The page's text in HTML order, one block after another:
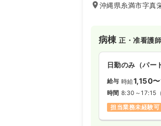
沖縄県糸満市字真
病棟正・准看護師
日勤のみ（パー
給与 時給1,150
時間 8:30～17:15
担当業務未経験可